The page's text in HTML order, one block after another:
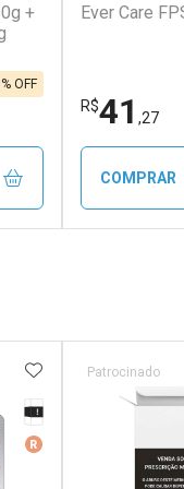
+
OFF
Ever Care
R$41 ,27
COMPRAR
Tarja Preta
Medicamento De
ADICIONAR AOS
Patrocinado